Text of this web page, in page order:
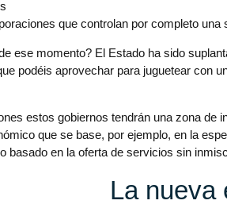
que controlan por completo una
ese momento? El Estado ha sido
podéis aprovechar para juguetear con
estos gobiernos tendrán una zona de
que se base, por ejemplo, en la
basado en la oferta de servicios sin
La nueva